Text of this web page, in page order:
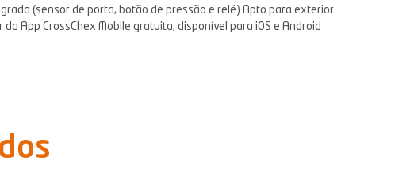
(sensor de porta, botão de pressão e relé) Apto para exterior
App CrossChex Mobile gratuita, disponível para iOS e Android